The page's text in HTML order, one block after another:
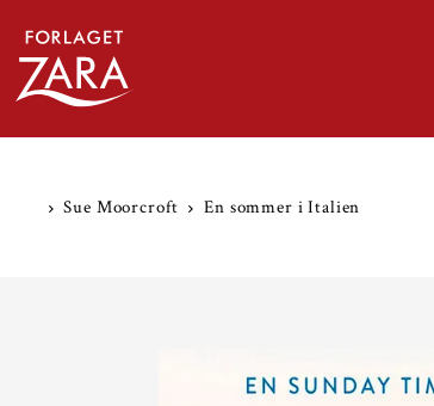
TRANSLATION MISSING:
Sue Moorcroft En sommer i Italien